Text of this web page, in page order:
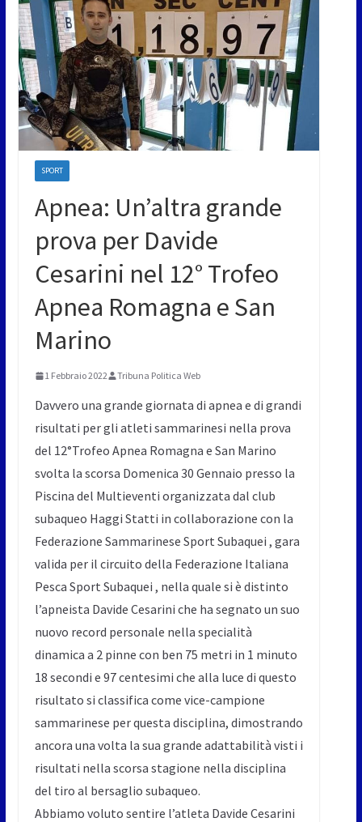
SPORT
Apnea: Un’altra grande
prova per Davide
Cesarini nel 12° Trofeo
Apnea Romagna e San
Marino
1 Febbraio 2022 Tribuna Politica Web
Davvero una grande giornata di apnea e di grandi
risultati per gli atleti sammarinesi nella prova
del 12°Trofeo Apnea Romagna e San Marino
svolta la scorsa Domenica 30 Gennaio presso la
Piscina del Multieventi organizzata dal club
subaqueo Haggi Statti in collaborazione con la
Federazione Sammarinese Sport Subaquei , gara
valida per il circuito della Federazione Italiana
Pesca Sport Subaquei , nella quale si è distinto
l’apneista Davide Cesarini che ha segnato un suo
nuovo record personale nella specialità
dinamica a 2 pinne con ben 75 metri in 1 minuto
18 secondi e 97 centesimi che alla luce di questo
risultato si classifica come vice-campione
sammarinese per questa disciplina, dimostrando
ancora una volta la sua grande adattabilità visti i
risultati nella scorsa stagione nella disciplina
del tiro al bersaglio subaqueo.
Abbiamo voluto sentire l’atleta Davide Cesarini